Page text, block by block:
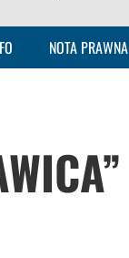
NOTA PRAWNA